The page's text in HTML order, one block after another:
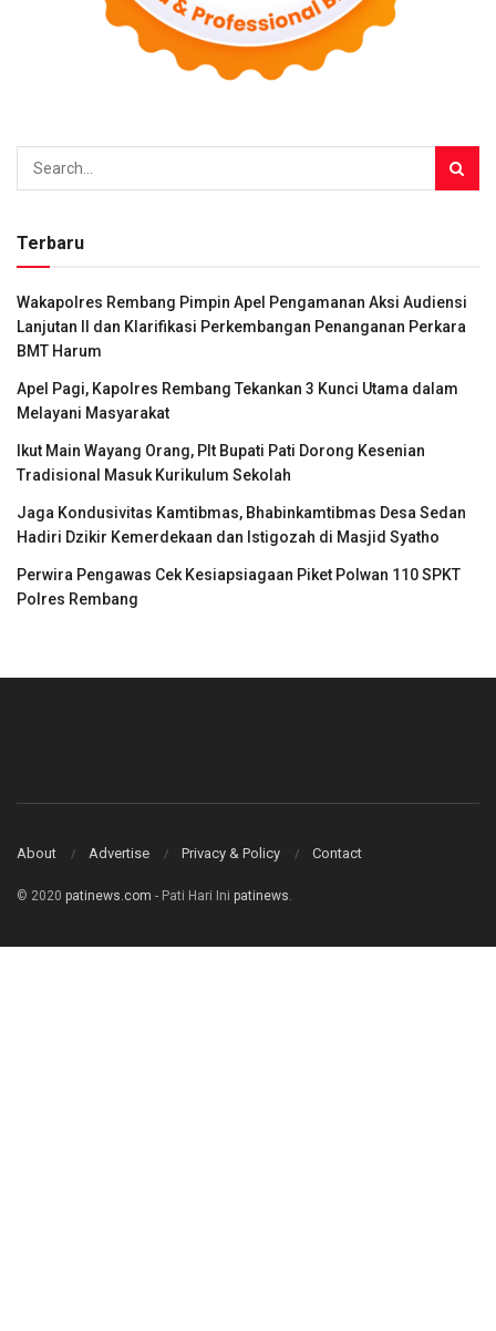
Terbaru
Wakapolres Rembang Pimpin Apel Pengamanan Aksi Audiensi
Lanjutan II dan Klarifikasi Perkembangan Penanganan Perkara
BMT Harum
Apel Pagi, Kapolres Rembang Tekankan 3 Kunci Utama dalam
Melayani Masyarakat
Ikut Main Wayang Orang, Plt Bupati Pati Dorong Kesenian
Tradisional Masuk Kurikulum Sekolah
Jaga Kondusivitas Kamtibmas, Bhabinkamtibmas Desa Sedan
Hadiri Dzikir Kemerdekaan dan Istigozah di Masjid Syatho
Perwira Pengawas Cek Kesiapsiagaan Piket Polwan 110 SPKT
Polres Rembang
About Advertise Privacy & Policy Contact
© 2020 patinews.com - Pati Hari Ini patinews.